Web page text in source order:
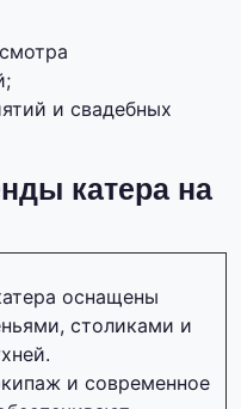
и свадебных
катера на
оснащены
столиками и
и современное